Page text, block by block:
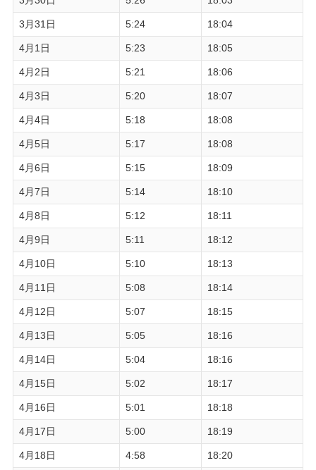
3月31日 5:24 18:04
4月1日 5:23 18:05
4月2日 5:21 18:06
4月3日 5:20 18:07
4月4日 5:18 18:08
4月5日 5:17 18:08
4月6日 5:15 18:09
4月7日 5:14 18:10
4月8日 5:12 18:11
4月9日 5:11 18:12
4月10日 5:10 18:13
4月11日 5:08 18:14
4月12日 5:07 18:15
4月13日 5:05 18:16
4月14日 5:04 18:16
4月15日 5:02 18:17
4月16日 5:01 18:18
4月17日 5:00 18:19
4月18日 4:58 18:20